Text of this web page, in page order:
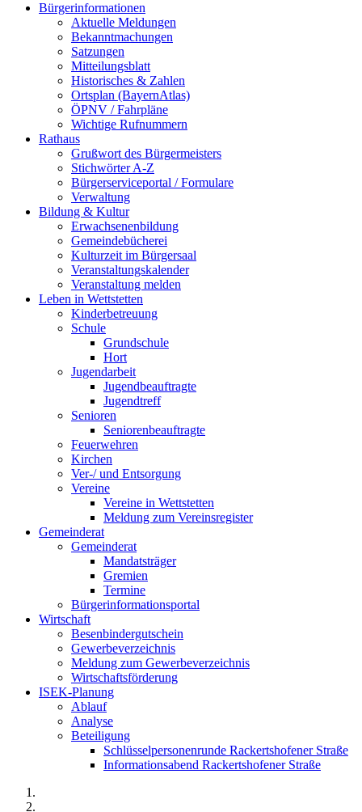
Bürgerinformationen
Aktuelle Meldungen
Bekanntmachungen
Satzungen
Mitteilungsblatt
Historisches & Zahlen
Ortsplan (BayernAtlas)
ÖPNV / Fahrpläne
Wichtige Rufnummern
Rathaus
Grußwort des Bürgermeisters
Stichwörter A-Z
Bürgerserviceportal / Formulare
Verwaltung
Bildung & Kultur
Erwachsenenbildung
Gemeindebücherei
Kulturzeit im Bürgersaal
Veranstaltungskalender
Veranstaltung melden
Leben in Wettstetten
Kinderbetreuung
Schule
Grundschule
Hort
Jugendarbeit
Jugendbeauftragte
Jugendtreff
Senioren
Seniorenbeauftragte
Feuerwehren
Kirchen
Ver-/ und Entsorgung
Vereine
Vereine in Wettstetten
Meldung zum Vereinsregister
Gemeinderat
Gemeinderat
Mandatsträger
Gremien
Termine
Bürgerinformationsportal
Wirtschaft
Besenbindergutschein
Gewerbeverzeichnis
Meldung zum Gewerbeverzeichnis
Wirtschaftsförderung
ISEK-Planung
Ablauf
Analyse
Beteiligung
Schlüsselpersonenrunde Rackertshofener Straße
Informationsabend Rackertshofener Straße